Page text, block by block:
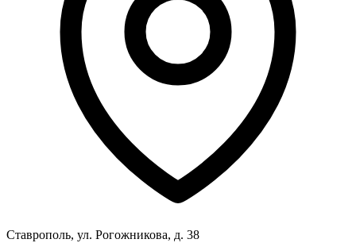
Ставрополь, ул. Рогожникова, д. 38